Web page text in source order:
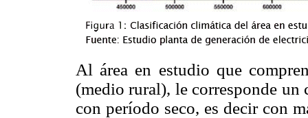
Al área en estudio que
(medio rural), le corresponde
con período seco, es decir con